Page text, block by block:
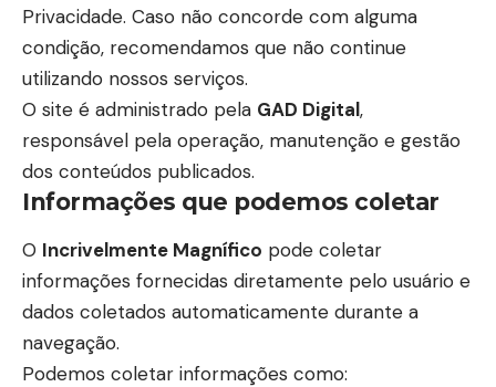
Privacidade. Caso não concorde com alguma
condição, recomendamos que não continue
utilizando nossos serviços.
O site é administrado pela GAD Digital,
responsável pela operação, manutenção e gestão
dos conteúdos publicados.
Informações que podemos coletar
O Incrivelmente Magnífico pode coletar
informações fornecidas diretamente pelo usuário e
dados coletados automaticamente durante a
navegação.
Podemos coletar informações como: